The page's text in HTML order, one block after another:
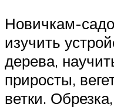
Новичкам-
изучить
дерева,
приросты,
ветки.